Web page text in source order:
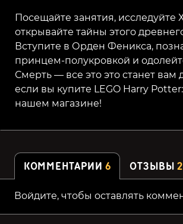
Посещайте занятия, исследуйте
открывайте тайны этого
Вступите в Орден Феникса,
принцем-полукровкой и
Смерть — все это это станет вам
если вы купите LEGO Harry Potter:
нашем магазине!
КОММЕНТАРИИ 6 ОТЗЫВЫ2
Войдите, чтобы оставлять